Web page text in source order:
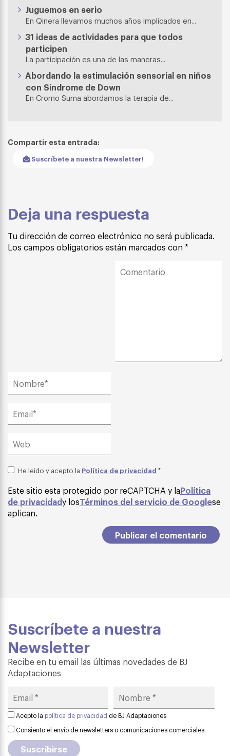
Juguemos en serio
En Qinera llevamos muchos años implicados en...
31 ideas de actividades para que todos
participen
La participación es una de las maneras...
Abordando la estimulación sensorial en niños
con Síndrome de Down
En Cromo Suma abordamos la terapia de...
Compartir esta entrada:
Suscríbete a nuestra Newsletter!
Deja una respuesta
Tu dirección de correo electrónico no será publicada.
Los campos obligatorios están marcados con *
He leído y acepto la Política de privacidad *
Este sitio esta protegido por reCAPTCHA y laPolítica
de privacidady losTérminos del servicio de Googlese
aplican.
Suscríbete a nuestra
Newsletter
Recibe en tu email las últimas novedades de BJ
Adaptaciones
Acepto la política de privacidad de BJ Adaptaciones
Consiento el envío de newsletters o comunicaciones comerciales